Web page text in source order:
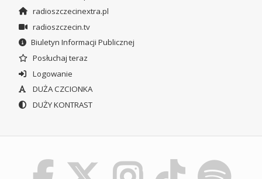
radioszczecinextra.pl
radioszczecin.tv
Biuletyn Informacji Publicznej
Posłuchaj teraz
Logowanie
DUŻA CZCIONKA
DUŻY KONTRAST